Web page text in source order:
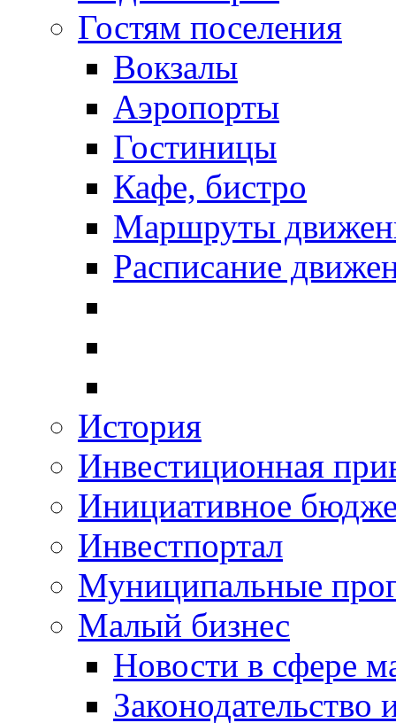
Гостям поселения
Вокзалы
Аэропорты
Гостиницы
Кафе, бистро
Маршруты
Расписание
История
Инвестиционная
Инициативное
Инвестпортал
Муниципальные
Малый бизнес
Новости в сфере